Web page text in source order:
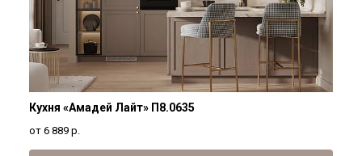
Кухня «Амадей Лайт» П8.0635
от 6 889 р.